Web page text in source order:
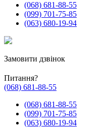
(068) 681-88-55
(099) 701-75-85
(063) 680-19-94
Замовити дзвінок
Питання?
(068) 681-88-55
(068) 681-88-55
(099) 701-75-85
(063) 680-19-94